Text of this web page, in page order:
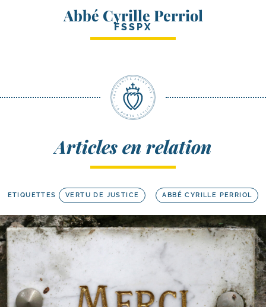
Abbé Cyrille Perriol
FSSPX
Articles en relation
ETIQUETTES VERTU DE JUSTICE ABBÉ CYRILLE PERRIOL